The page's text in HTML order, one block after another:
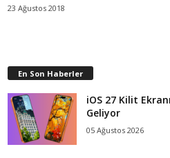
23 Ağustos 2018
En Son Haberler
iOS 27 Kilit
Geliyor
05 Ağustos 2026